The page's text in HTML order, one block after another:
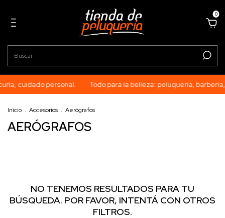
0
cuidado personal. Todo para la belleza: peluquería,
Inicio . Accesorios . Aerógrafos
AERÓGRAFOS
NO TENEMOS RESULTADOS PARA TU
BÚSQUEDA. POR FAVOR, INTENTÁ CON OTROS
FILTROS.